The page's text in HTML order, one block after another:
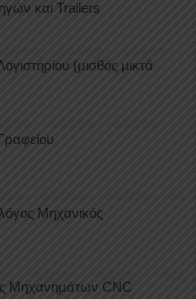
και Trailers
(μισθός μικτά
Μηχανικός
Μηχανημάτων CNC